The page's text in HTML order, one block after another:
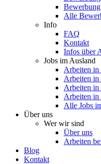
Alle
Info
FAQ
Kontakt
Infos über
Jobs im Ausland
Arbeiten in
Arbeiten in
Arbeiten in
Arbeiten in
Alle Jobs
Über uns
Wer wir sind
Über uns
Arbeiten
Blog
Kontakt